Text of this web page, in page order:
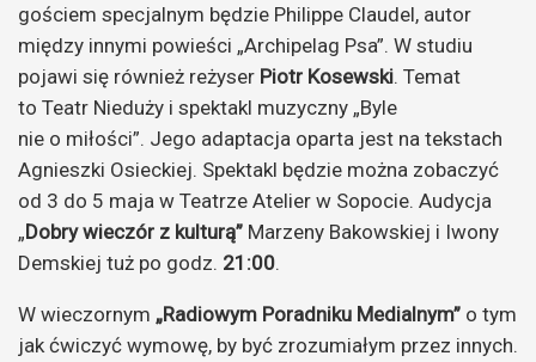
gościem specjalnym będzie Philippe Claudel, autor
między innymi powieści „Archipelag Psa”. W studiu
pojawi się również reżyser Piotr Kosewski. Temat
to Teatr Nieduży i spektakl muzyczny „Byle
nie o miłości”. Jego adaptacja oparta jest na tekstach
Agnieszki Osieckiej. Spektakl będzie można zobaczyć
od 3 do 5 maja w Teatrze Atelier w Sopocie. Audycja
„Dobry wieczór z kulturą” Marzeny Bakowskiej i Iwony
Demskiej tuż po godz. 21:00.
W wieczornym „Radiowym Poradniku Medialnym” o tym
jak ćwiczyć wymowę, by być zrozumiałym przez innych.